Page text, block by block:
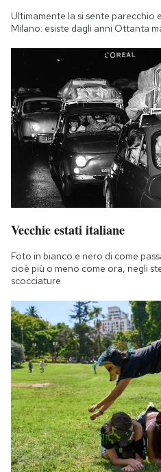
Ultimamente la si sente parecchio
Milano: esiste dagli anni Ottanta
Vecchie estati italiane
Foto in bianco e nero di come
cioè più o meno come ora, negli
scocciature